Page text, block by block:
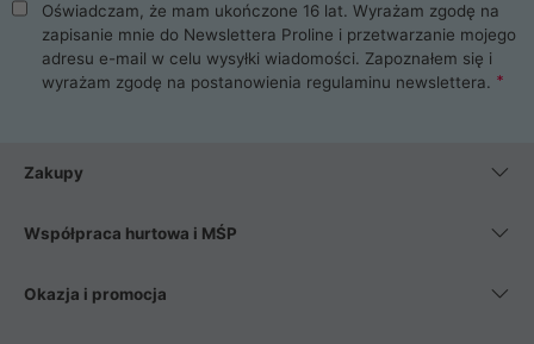
Oświadczam, że mam ukończone 16 lat. Wyrażam zgodę na
zapisanie mnie do Newslettera Proline i przetwarzanie mojego
adresu e-mail w celu wysyłki wiadomości. Zapoznałem się i
wyrażam zgodę na postanowienia regulaminu newslettera.
Zakupy
Współpraca hurtowa i MŚP
Okazja i promocja